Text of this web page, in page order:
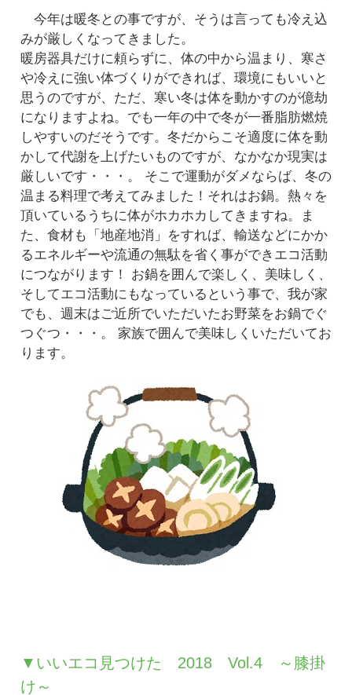
今年は暖冬との事ですが、そうは言っても冷え込
みが厳しくなってきました。
暖房器具だけに頼らずに、体の中から温まり、寒さ
や冷えに強い体づくりができれば、環境にもいいと
思うのですが、ただ、寒い冬は体を動かすのが億劫
になりますよね。でも一年の中で冬が一番脂肪燃焼
しやすいのだそうです。冬だからこそ適度に体を動
かして代謝を上げたいものですが、なかなか現実は
厳しいです・・・。 そこで運動がダメならば、冬の
温まる料理で考えてみました！それはお鍋。熱々を
頂いているうちに体がホカホカしてきますね。ま
た、食材も「地産地消」をすれば、輸送などにかか
るエネルギーや流通の無駄を省く事ができエコ活動
につながります！ お鍋を囲んで楽しく、美味しく、
そしてエコ活動にもなっているという事で、我が家
でも、週末はご近所でいただいたお野菜をお鍋でぐ
つぐつ・・・。 家族で囲んで美味しくいただいてお
ります。
▼いいエコ見つけた 2018 Vol.4 ～膝掛
け～